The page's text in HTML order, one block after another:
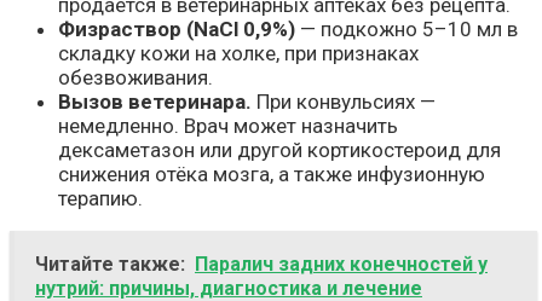
Физраствор (NaCl 0,9%) — подкожно 5–10 мл в
складку кожи на холке, при признаках
обезвоживания.
Вызов ветеринара. При конвульсиях —
немедленно. Врач может назначить
дексаметазон или другой кортикостероид для
снижения отёка мозга, а также инфузионную
терапию.
Читайте также: Паралич задних конечностей у
нутрий: причины, диагностика и лечение